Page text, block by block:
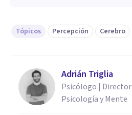
Tópicos Percepción Cerebro
Adrián Triglia
Psicólogo |
Psicología y Mente